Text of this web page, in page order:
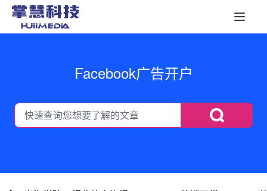
Facebook广告开户